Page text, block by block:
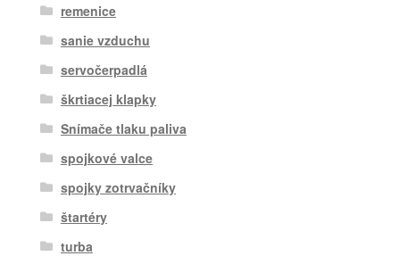
remenice
sanie vzduchu
servočerpadlá
škrtiacej klapky
Snímače tlaku paliva
spojkové valce
spojky zotrvačníky
štartéry
turba